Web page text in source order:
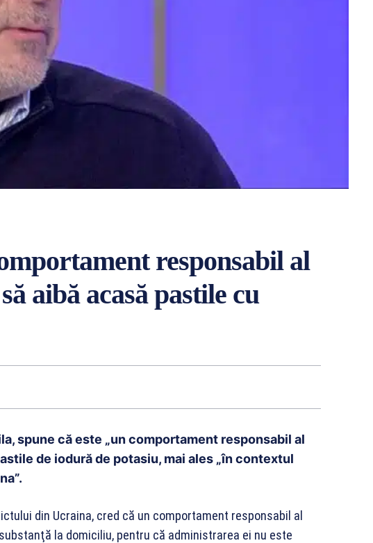
responsabil al
aibă acasă pastile cu
spune că este „un comportament responsabil al
de iodură de potasiu, mai ales „în contextul
din Ucraina, cred că un comportament responsabil al
la domiciliu, pentru că administrarea ei nu este